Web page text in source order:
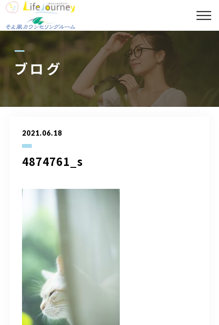
ブログ
2021.06.18
4874761_s
コンセプト
代表プロフィール
セッションメニュー